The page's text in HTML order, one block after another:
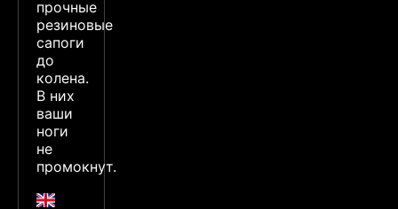
прочные
резиновые
сапоги
до
колена.
В них
ваши
ноги
не
промокнут.